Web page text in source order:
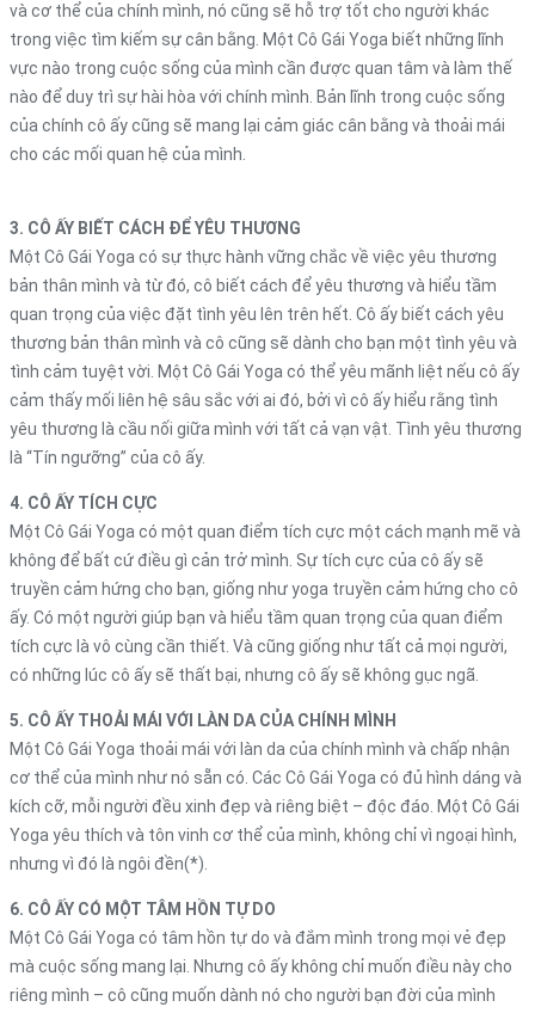
và cơ thể của chính mình, nó cũng sẽ hỗ trợ tốt cho người khác
trong việc tìm kiếm sự cân bằng. Một Cô Gái Yoga biết những lĩnh
vực nào trong cuộc sống của mình cần được quan tâm và làm thế
nào để duy trì sự hài hòa với chính mình. Bản lĩnh trong cuộc sống
của chính cô ấy cũng sẽ mang lại cảm giác cân bằng và thoải mái
cho các mối quan hệ của mình.
3. CÔ ẤY BIẾT CÁCH ĐỂ YÊU THƯƠNG
Một Cô Gái Yoga có sự thực hành vững chắc về việc yêu thương
bản thân mình và từ đó, cô biết cách để yêu thương và hiểu tầm
quan trọng của việc đặt tình yêu lên trên hết. Cô ấy biết cách yêu
thương bản thân mình và cô cũng sẽ dành cho bạn một tình yêu và
tình cảm tuyệt vời. Một Cô Gái Yoga có thể yêu mãnh liệt nếu cô ấy
cảm thấy mối liên hệ sâu sắc với ai đó, bởi vì cô ấy hiểu rằng tình
yêu thương là cầu nối giữa mình với tất cả vạn vật. Tình yêu thương
là “Tín ngưỡng” của cô ấy.
4. CÔ ẤY TÍCH CỰC
Một Cô Gái Yoga có một quan điểm tích cực một cách mạnh mẽ và
không để bất cứ điều gì cản trở mình. Sự tích cực của cô ấy sẽ
truyền cảm hứng cho bạn, giống như yoga truyền cảm hứng cho cô
ấy. Có một người giúp bạn và hiểu tầm quan trọng của quan điểm
tích cực là vô cùng cần thiết. Và cũng giống như tất cả mọi người,
có những lúc cô ấy sẽ thất bại, nhưng cô ấy sẽ không gục ngã.
5. CÔ ẤY THOẢI MÁI VỚI LÀN DA CỦA CHÍNH MÌNH
Một Cô Gái Yoga thoải mái với làn da của chính mình và chấp nhận
cơ thể của mình như nó sẵn có. Các Cô Gái Yoga có đủ hình dáng và
kích cỡ, mỗi người đều xinh đẹp và riêng biệt – độc đáo. Một Cô Gái
Yoga yêu thích và tôn vinh cơ thể của mình, không chỉ vì ngoại hình,
nhưng vì đó là ngôi đền(*).
6. CÔ ẤY CÓ MỘT TÂM HỒN TỰ DO
Một Cô Gái Yoga có tâm hồn tự do và đắm mình trong mọi vẻ đẹp
mà cuộc sống mang lại. Nhưng cô ấy không chỉ muốn điều này cho
riêng mình – cô cũng muốn dành nó cho người bạn đời của mình